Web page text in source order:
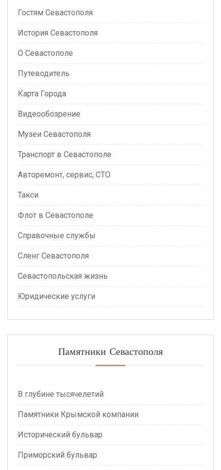
Гостям Севастополя
История Севастополя
О Севастополе
Путеводитель
Карта Города
Видеообозрение
Музеи Севастополя
Транспорт в Севастополе
Авторемонт, сервис, СТО
Такси
Флот в Севастополе
Справочные службы
Сленг Севастополя
Севастопольская жизнь
Юридические услуги
Памятники Севастополя
В глубине тысячелетий
Памятники Крымской компании
Исторический бульвар
Приморский бульвар